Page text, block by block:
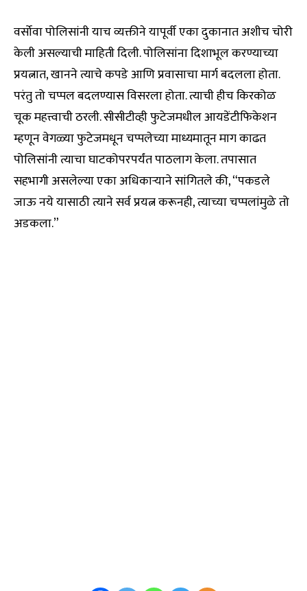
वर्सोवा पोलिसांनी याच व्यक्तीने यापूर्वी एका दुकानात अशीच चोरी
केली असल्याची माहिती दिली. पोलिसांना दिशाभूल करण्याच्या
प्रयत्नात, खानने त्याचे कपडे आणि प्रवासाचा मार्ग बदलला होता.
परंतु तो चप्पल बदलण्यास विसरला होता. त्याची हीच किरकोळ
चूक महत्त्वाची ठरली. सीसीटीव्ही फुटेजमधील आयडेंटीफिकेशन
म्हणून वेगळ्या फुटेजमधून चप्पलेच्या माध्यमातून माग काढत
पोलिसांनी त्याचा घाटकोपरपर्यंत पाठलाग केला. तपासात
सहभागी असलेल्या एका अधिकाऱ्याने सांगितले की, “पकडले
जाऊ नये यासाठी त्याने सर्व प्रयत्न करूनही, त्याच्या चप्पलांमुळे तो
अडकला.”